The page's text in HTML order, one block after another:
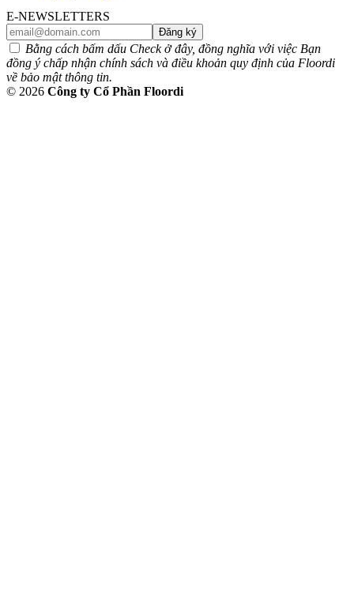
E-NEWSLETTERS
Đăng ký
Bằng cách bấm dấu Check ở đây, đồng nghĩa với việc Bạn
đồng ý chấp nhận chính sách và điều khoản quy định của Floordi
về bảo mật thông tin.
© 2026 Công ty Cổ Phần Floordi